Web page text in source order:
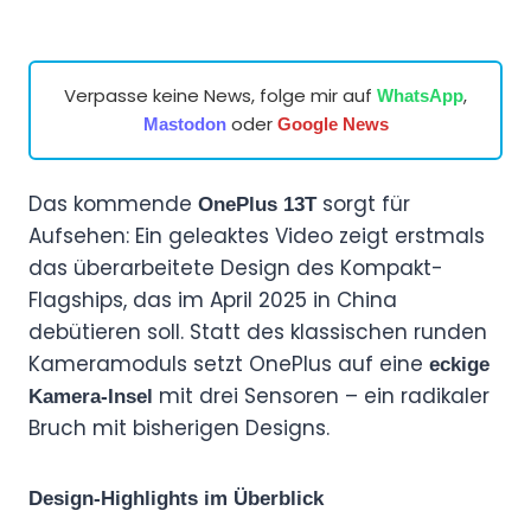
Verpasse keine News, folge mir auf WhatsApp,
Mastodonoder Google News
Das kommende OnePlus 13Tsorgt für
Aufsehen: Ein geleaktes Video zeigt erstmals
das überarbeitete Design des Kompakt-
Flagships, das im April 2025 in China
debütieren soll. Statt des klassischen runden
Kameramoduls setzt OnePlus auf eine eckige
Kamera-Insel mit drei Sensoren – ein radikaler
Bruch mit bisherigen Designs.
Design-Highlights im Überblick